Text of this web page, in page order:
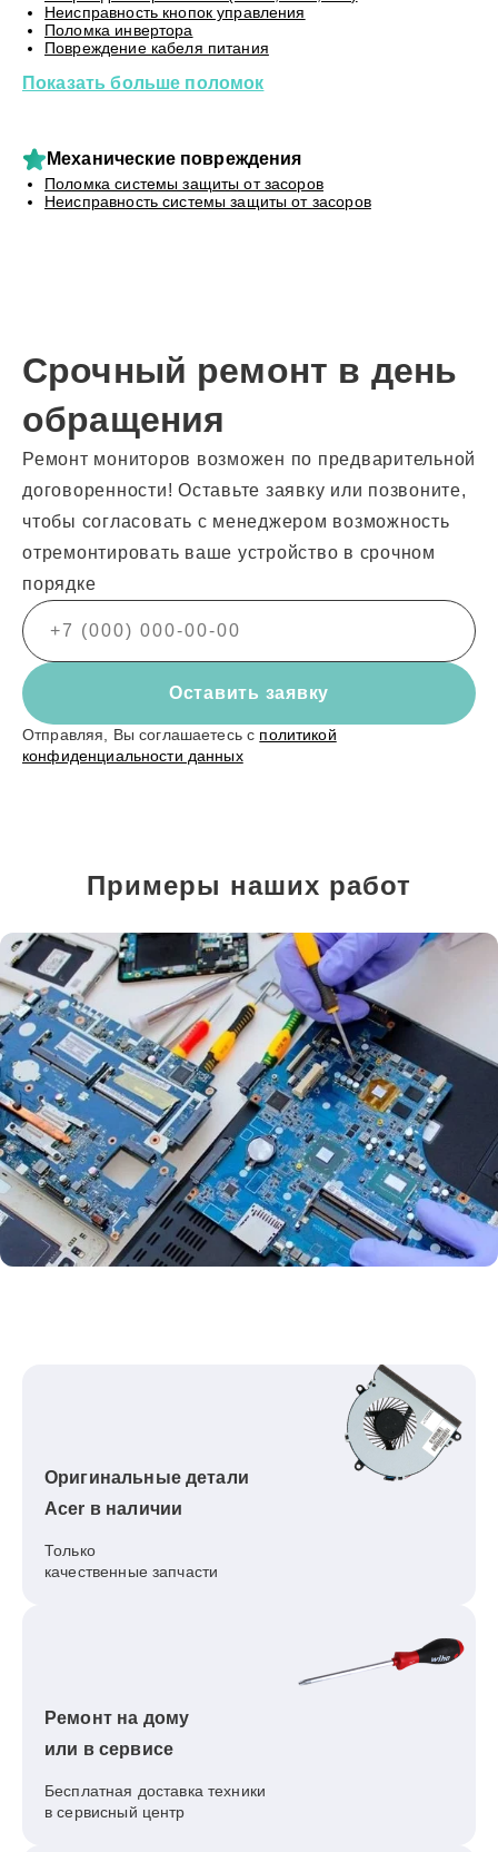
Неисправность кнопок управления
Поломка инвертора
Повреждение кабеля питания
Показать больше поломок
Механические повреждения
Поломка системы защиты от засоров
Неисправность системы защиты от засоров
Срочный ремонт в день
обращения
Ремонт мониторов возможен по предварительной
договоренности! Оставьте заявку или позвоните,
чтобы согласовать с менеджером возможность
отремонтировать ваше устройство в срочном
порядке
Оставить заявку
Отправляя, Вы соглашаетесь с политикой
конфиденциальности данных
Примеры наших работ
Оригинальные детали
Acer в наличии
Только
качественные запчасти
Ремонт на дому
или в сервисе
Бесплатная доставка техники
в сервисный центр